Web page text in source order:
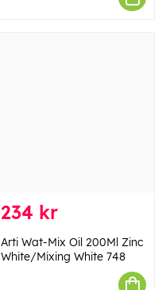
234 kr
Arti Wat-Mix Oil 200Ml Zinc
White/Mixing White 748